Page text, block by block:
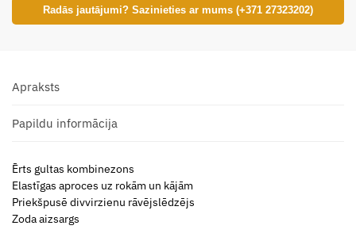
Radās jautājumi? Sazinieties ar mums (+371 27323202)
Apraksts
Papildu informācija
Ērts gultas kombinezons
Elastīgas aproces uz rokām un kājām
Priekšpusē divvirzienu rāvējslēdzējs
Zoda aizsargs